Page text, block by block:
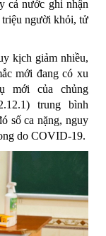
cả nước ghi nhận
người khỏi, tử
kịch giảm nhiều,
mới đang có xu
mới của chủng
trung bình
số ca nặng, nguy
do COVID-19.